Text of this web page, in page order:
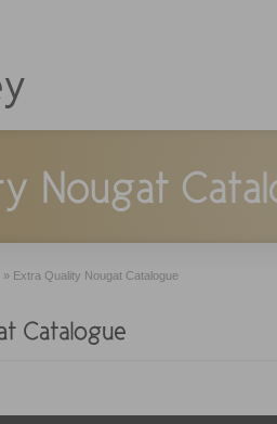
» Extra Quality Nougat Catalogue